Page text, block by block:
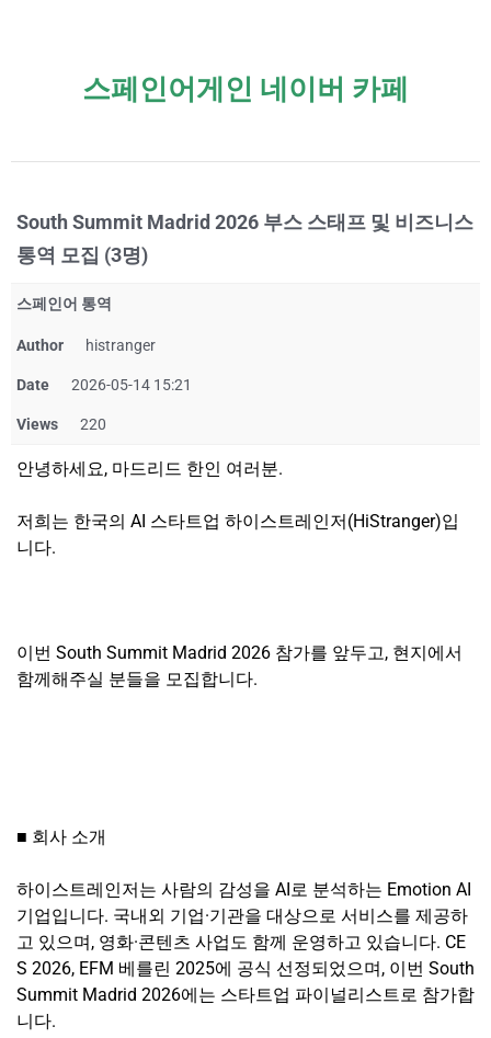
스페인어게인 네이버 카페
South Summit Madrid 2026 부스 스태프 및 비즈니스
통역 모집 (3명)
스페인어 통역
Author histranger
Date 2026-05-14 15:21
Views 220
안녕하세요, 마드리드 한인 여러분.
저희는 한국의 AI 스타트업 하이스트레인저(HiStranger)입
니다.
이번 South Summit Madrid 2026 참가를 앞두고, 현지에서
함께해주실 분들을 모집합니다.
■ 회사 소개
하이스트레인저는 사람의 감성을 AI로 분석하는 Emotion AI
기업입니다. 국내외 기업·기관을 대상으로 서비스를 제공하
고 있으며, 영화·콘텐츠 사업도 함께 운영하고 있습니다. CE
S 2026, EFM 베를린 2025에 공식 선정되었으며, 이번 South
Summit Madrid 2026에는 스타트업 파이널리스트로 참가합
니다.